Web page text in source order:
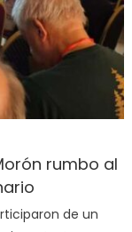
rumbo al
de un